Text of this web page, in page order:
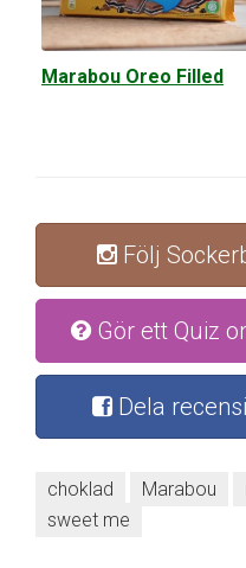
Marabou Oreo Filled
Följ
Gör ett Quiz
Dela
choklad Marabou
sweet me